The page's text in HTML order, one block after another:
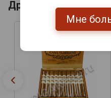
Другие продукты
Мне